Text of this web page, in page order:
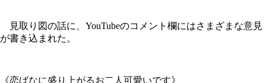
見取り図の話に、YouTubeのコメント欄にはさまざまな意見
が書き込まれた。
《恋ばなに盛り上がるお二人可愛いです》